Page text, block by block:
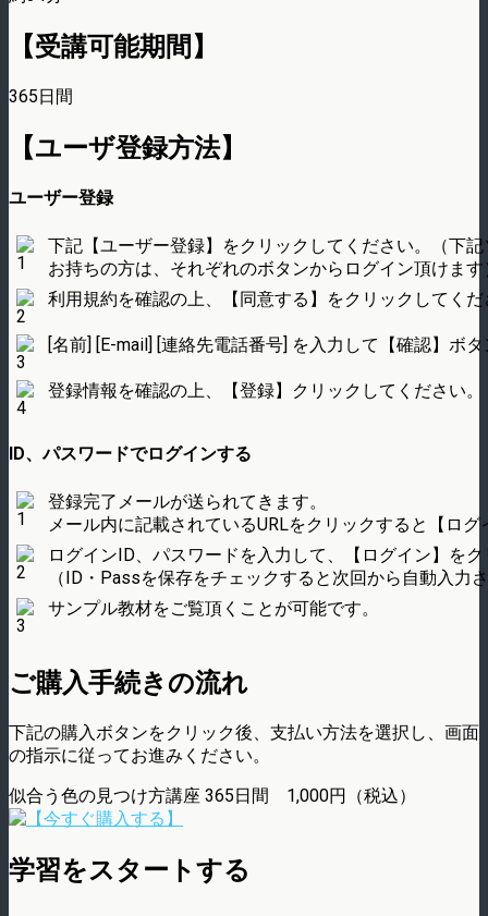
【受講可能期間】
365日間
【ユーザ登録方法】
ユーザー登録
下記【ユーザー登録】をクリックしてください。（下
お持ちの方は、それぞれのボタンからログイン頂けます
利用規約を確認の上、【同意する】をクリックしてくだ
[名前] [E-mail] [連絡先電話番号] を入力して【確認】ボ
登録情報を確認の上、【登録】クリックしてください。
ID、パスワードでログインする
登録完了メールが送られてきます。
メール内に記載されているURLをクリックすると【ロ
ログインID、パスワードを入力して、【ログイン】を
（ID・Passを保存をチェックすると次回から自動入力
サンプル教材をご覧頂くことが可能です。
ご購入手続きの流れ
下記の購入ボタンをクリック後、支払い方法を選択し、画面
の指示に従ってお進みください。
似合う色の見つけ方講座 365日間 1,000円（税込）
学習をスタートする